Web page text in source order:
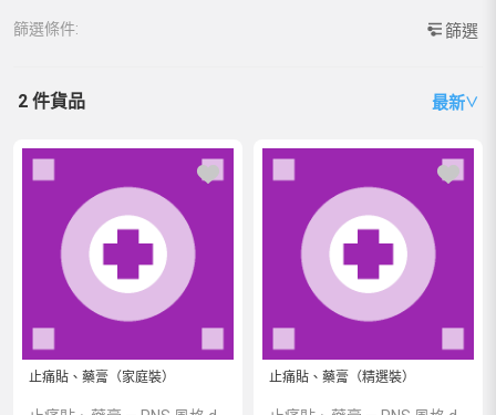
篩選條件: 篩選
2 件貨品 最新∨
止痛貼、藥膏（家庭裝） 止痛貼、藥膏（精選裝）